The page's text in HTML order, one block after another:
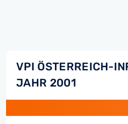
VPI ÖSTERREICH-
JAHR 2001